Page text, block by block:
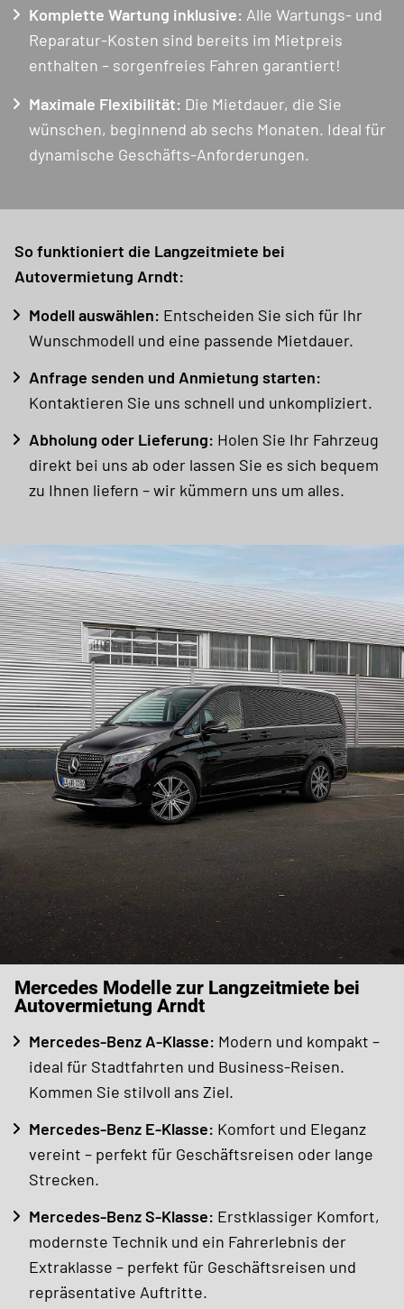
Komplette Wartung inklusive: Alle Wartungs- und
Reparatur-Kosten sind bereits im Mietpreis
enthalten – sorgenfreies Fahren garantiert!
Maximale Flexibilität: Die Mietdauer, die Sie
wünschen, beginnend ab sechs Monaten. Ideal für
dynamische Geschäfts-Anforderungen.
So funktioniert die Langzeitmiete bei
Autovermietung Arndt:
Modell auswählen: Entscheiden Sie sich für Ihr
Wunschmodell und eine passende Mietdauer.
Anfrage senden und Anmietung starten:
Kontaktieren Sie uns schnell und unkompliziert.
Abholung oder Lieferung: Holen Sie Ihr Fahrzeug
direkt bei uns ab oder lassen Sie es sich bequem
zu Ihnen liefern – wir kümmern uns um alles.
Mercedes Modelle zur Langzeitmiete bei
Autovermietung Arndt
Mercedes-Benz A-Klasse: Modern und kompakt –
ideal für Stadtfahrten und Business-Reisen.
Kommen Sie stilvoll ans Ziel.
Mercedes-Benz E-Klasse: Komfort und Eleganz
vereint – perfekt für Geschäftsreisen oder lange
Strecken.
Mercedes-Benz S-Klasse: Erstklassiger Komfort,
modernste Technik und ein Fahrerlebnis der
Extraklasse – perfekt für Geschäftsreisen und
repräsentative Auftritte.